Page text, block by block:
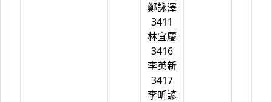
鄭詠澤
3411
林宜慶
3416
李英新
3417
李昕諺